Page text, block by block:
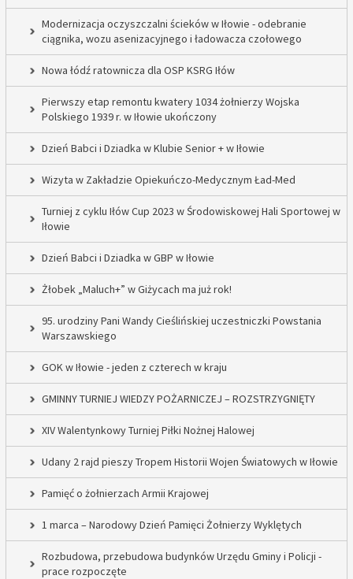
Modernizacja oczyszczalni ścieków w Iłowie - odebranie
ciągnika, wozu asenizacyjnego i ładowacza czołowego
Nowa łódź ratownicza dla OSP KSRG Iłów
Pierwszy etap remontu kwatery 1034 żołnierzy Wojska
Polskiego 1939 r. w Iłowie ukończony
Dzień Babci i Dziadka w Klubie Senior + w Iłowie
Wizyta w Zakładzie Opiekuńczo-Medycznym Ład-Med
Turniej z cyklu Iłów Cup 2023 w Środowiskowej Hali Sportowej w
Iłowie
Dzień Babci i Dziadka w GBP w Iłowie
Żłobek „Maluch+” w Giżycach ma już rok!
95. urodziny Pani Wandy Cieślińskiej uczestniczki Powstania
Warszawskiego
GOK w Iłowie - jeden z czterech w kraju
GMINNY TURNIEJ WIEDZY POŻARNICZEJ – ROZSTRZYGNIĘTY
XIV Walentynkowy Turniej Piłki Nożnej Halowej
Udany 2 rajd pieszy Tropem Historii Wojen Światowych w Iłowie
Pamięć o żołnierzach Armii Krajowej
1 marca – Narodowy Dzień Pamięci Żołnierzy Wyklętych
Rozbudowa, przebudowa budynków Urzędu Gminy i Policji -
prace rozpoczęte